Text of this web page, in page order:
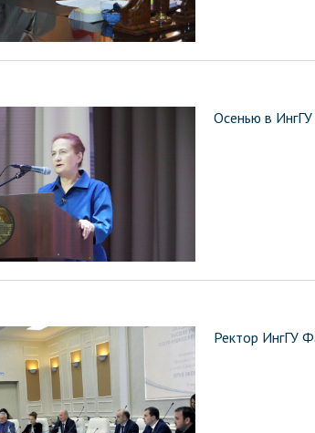
Осенью в
Ректор ИнгГУ